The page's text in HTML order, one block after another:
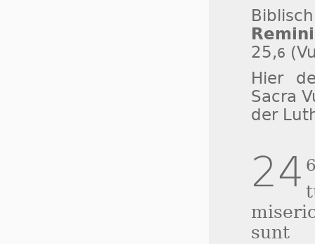
25,6
Hier
Sacra
der
24
sunt